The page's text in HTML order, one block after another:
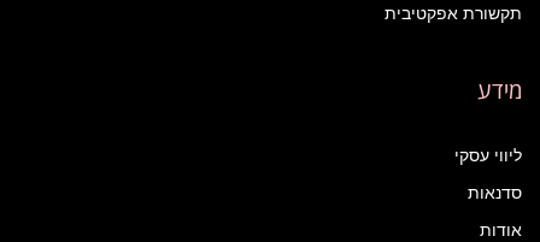
תקשורת אפקטיבית
מידע
ליווי עסקי
סדנאות
אודות